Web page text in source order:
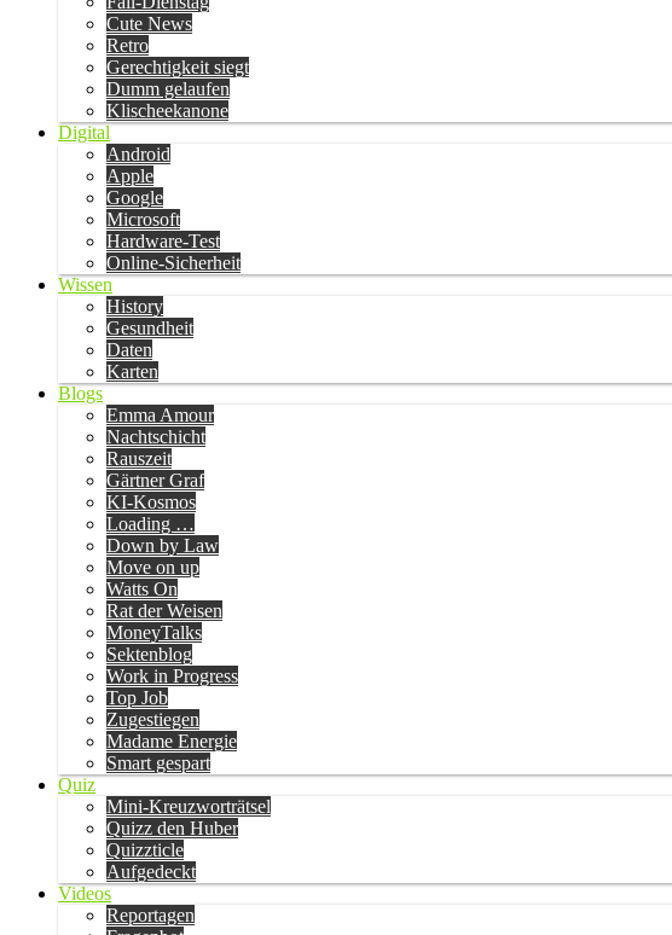
Cute News
Retro
Gerechtigkeit siegt
Dumm gelaufen
Klischeekanone
Digital
Android
Apple
Google
Microsoft
Hardware-Test
Online-Sicherheit
Wissen
History
Gesundheit
Daten
Karten
Blogs
Emma Amour
Nachtschicht
Rauszeit
Gärtner Graf
KI-Kosmos
Loading …
Down by Law
Move on up
Watts On
Rat der Weisen
MoneyTalks
Sektenblog
Work in Progress
Top Job
Zugestiegen
Madame Energie
Smart gespart
Quiz
Mini-Kreuzworträtsel
Quizz den Huber
Quizzticle
Aufgedeckt
Videos
Reportagen